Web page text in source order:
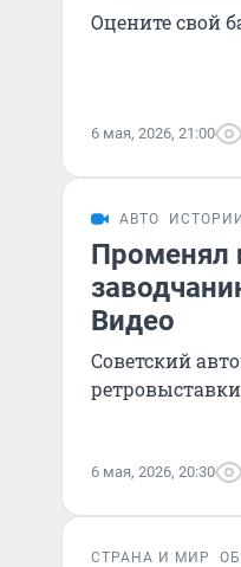
Оцените свой
6 мая, 2026, 21:00
АВТО ИСТОРИИ
Променял
Видео
Советский
ретровыставки
6 мая, 2026, 20:30
СТРАНА И МИР